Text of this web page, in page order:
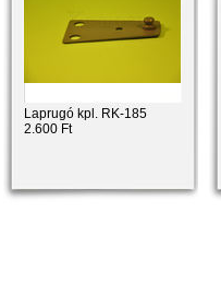
Laprugó kpl. RK-185
2.600 Ft